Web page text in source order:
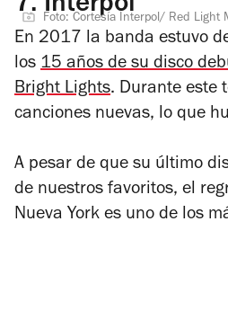
Foto: Cortesía Interpol/ Red Light
En 2017 la banda estuvo
los 15 años de su disco
Bright Lights. Durante este
canciones nuevas, lo que
A pesar de que su último
de nuestros favoritos, el
Nueva York es uno de los